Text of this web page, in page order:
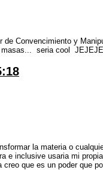
Convencimiento y
masas... seria cool
la materia o
e inclusive usaria mi
que es un poder que